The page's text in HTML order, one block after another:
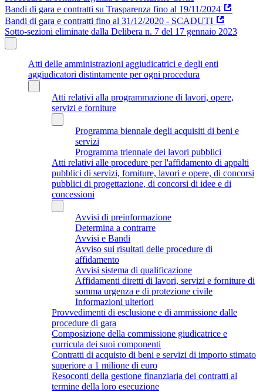
Bandi di gara e contratti su Trasparenza fino al 19/11/2024
Bandi di gara e contratti fino al 31/12/2020 - SCADUTI
Sotto-sezioni eliminate dalla Delibera n. 7 del 17 gennaio 2023
Atti delle amministrazioni aggiudicatrici e degli enti
aggiudicatori distintamente per ogni procedura
Atti relativi alla programmazione di lavori, opere,
servizi e forniture
Programma biennale degli acquisiti di beni e
servizi
Programma triennale dei lavori pubblici
Atti relativi alle procedure per l'affidamento di appalti
pubblici di servizi, forniture, lavori e opere, di concorsi
pubblici di progettazione, di concorsi di idee e di
concessioni
Avvisi di preinformazione
Determina a contrarre
Avvisi e Bandi
Avviso sui risultati delle procedure di
affidamento
Avvisi sistema di qualificazione
Affidamenti diretti di lavori, servizi e forniture di
somma urgenza e di protezione civile
Informazioni ulteriori
Provvedimenti di esclusione e di ammissione dalle
procedure di gara
Composizione della commissione giudicatrice e
curricula dei suoi componenti
Contratti di acquisto di beni e servizi di importo stimato
superiore a 1 milione di euro
Resoconti della gestione finanziaria dei contratti al
termine della loro esecuzione